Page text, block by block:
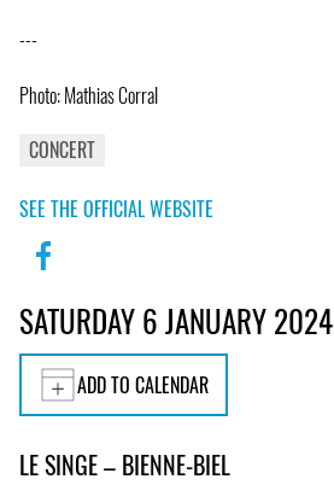
---
Photo: Mathias Corral
CONCERT
SEE THE OFFICIAL WEBSITE
SATURDAY 6 JANUARY 2024
ADD TO CALENDAR
LE SINGE – BIENNE-BIEL